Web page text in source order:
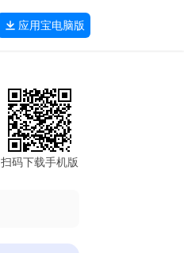
应用宝电脑版
扫码下载手机版